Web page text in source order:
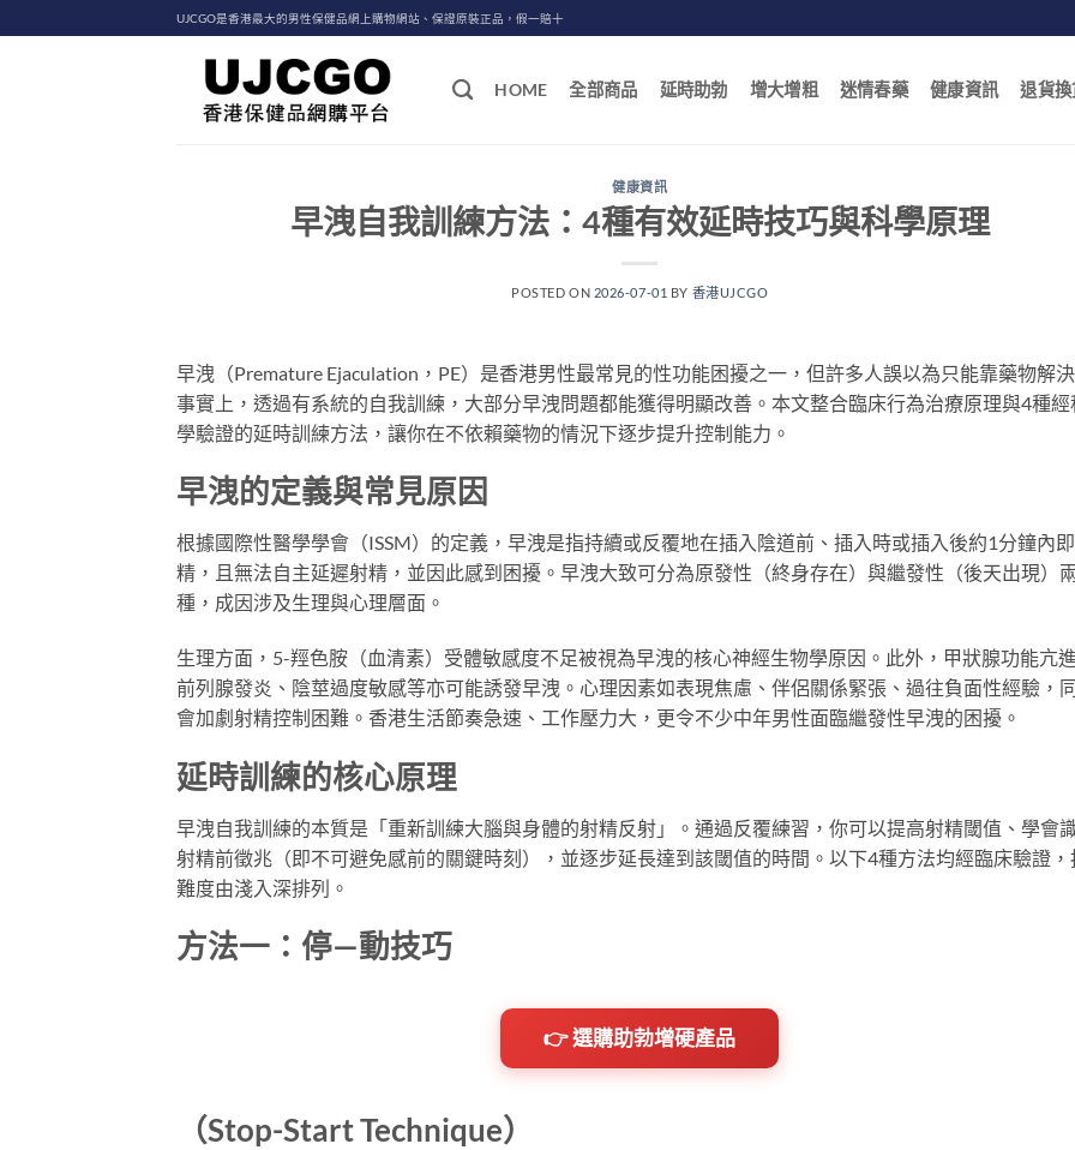
to
UJCGO是香港最大的男性保健品網上購物網站、保證原裝正品，假一賠十
HOME 全部商品 延時助勃 增大增粗 迷情春藥 健康資訊 退貨換
健康資訊
早洩自我訓練方法：4種有效延時技巧與科學原理
POSTED ON 2026-07-01 BY 香港UJCGO
早洩（Premature Ejaculation，PE）是香港男性最常見的性功能困擾之一，但許多人誤以為只能靠藥物解決
事實上，透過有系統的自我訓練，大部分早洩問題都能獲得明顯改善。本文整合臨床行為治療原理與4種經
學驗證的延時訓練方法，讓你在不依賴藥物的情況下逐步提升控制能力。
早洩的定義與常見原因
根據國際性醫學學會（ISSM）的定義，早洩是指持續或反覆地在插入陰道前、插入時或插入後約1分鐘內
精，且無法自主延遲射精，並因此感到困擾。早洩大致可分為原發性（終身存在）與繼發性（後天出現）
種，成因涉及生理與心理層面。
生理方面，5-羥色胺（血清素）受體敏感度不足被視為早洩的核心神經生物學原因。此外，甲狀腺功能亢進
前列腺發炎、陰莖過度敏感等亦可能誘發早洩。心理因素如表現焦慮、伴侶關係緊張、過往負面性經驗，
會加劇射精控制困難。香港生活節奏急速、工作壓力大，更令不少中年男性面臨繼發性早洩的困擾。
延時訓練的核心原理
早洩自我訓練的本質是「重新訓練大腦與身體的射精反射」。通過反覆練習，你可以提高射精閾值、學會
射精前徵兆（即不可避免感前的關鍵時刻），並逐步延長達到該閾值的時間。以下4種方法均經臨床驗證，
難度由淺入深排列。
方法一：停—動技巧
👉 選購助勃增硬產品
（Stop-Start Technique）